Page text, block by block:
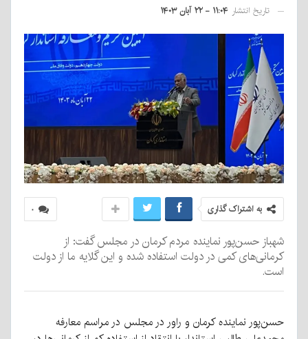
تاریخ انتشار ۱۱:۰۴ - ۲۲ آبان ۱۴۰۳
۰ به اشتراک گذاری
شهباز حسن‌پور نماینده مردم کرمان در مجلس گفت: از
کرمانی‌های کمی در دولت استفاده شده و این گلایه ما از دولت
است.
حسن‌پور نماینده کرمان و راور در مجلس در مراسم معارفه